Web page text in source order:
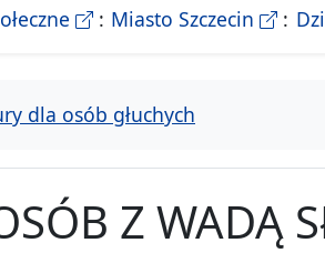
Urzedu Miasta Szczecin
- strona konsultacji Miasta
Miasto Szczecin -
dla osób głuchych
Z WADĄ